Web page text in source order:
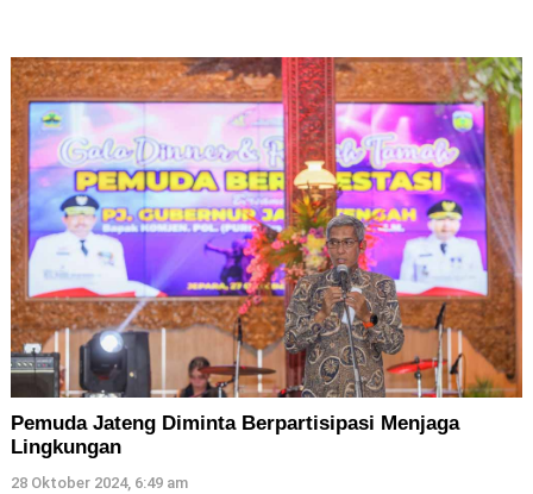
Pemuda Jateng Diminta Berpartisipasi Menjaga
Lingkungan
28 Oktober 2024, 6:49 am